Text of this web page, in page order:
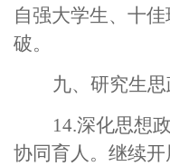
自强大学生、十
破。
九、研究生
14.深化思想
协同育人。继续